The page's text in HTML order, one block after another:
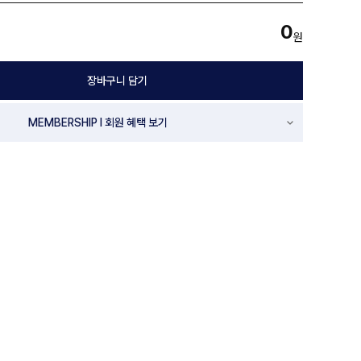
0원
장바구니 담기
MEMBERSHIP l 회원 혜택 보기